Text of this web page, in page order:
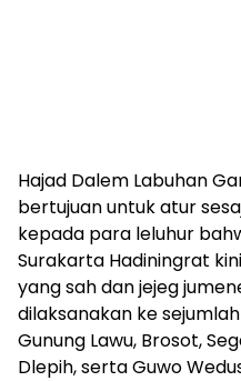
Hajad Dalem Labuhan
bertujuan untuk atur
kepada para leluhur
Surakarta Hadiningrat
yang sah dan jejeg
dilaksanakan ke
Gunung Lawu, Brosot,
Dlepih, serta Guwo